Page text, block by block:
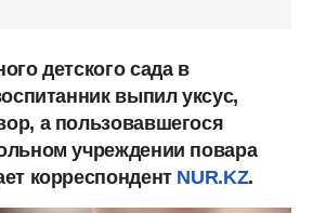
детского сада в
выпил уксус,
а пользовавшегося
учреждении повара
корреспондент NUR.KZ.